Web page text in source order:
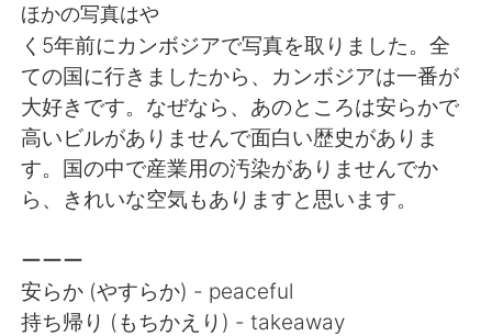
English
繁體中文 Español
العربية Français
Deutsch 日本語
ไทย Indonesia
ほかの写真はや
く5年前にカンボジアで写真を取りました。全
ての国に行きましたから、カンボジアは一番が
大好きです。なぜなら、あのところは安らかで
高いビルがありませんで面白い歴史がありま
す。国の中で産業用の汚染がありませんでか
ら、きれいな空気もありますと思います。
ーーー
安らか (やすらか) - peaceful
持ち帰り (もちかえり) - takeaway